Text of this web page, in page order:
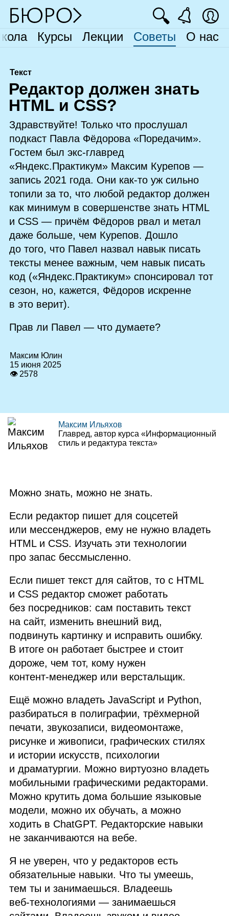
Курсы Лекции Советы О нас
🔍
Текст
Редактор должен знать
HTML и CSS?
Здравствуйте! Только что прослушал
подкаст Павла Фёдорова «Поредачим».
Гостем был экс‑главред
«Яндекс.Практикум» Максим Курепов —
запись 2021 года. Они как‑то уж сильно
топили за то, что любой редактор должен
как минимум в совершенстве знать HTML
и CSS — причём Фёдоров рвал и метал
даже больше, чем Курепов. Дошло
до того, что Павел назвал навык писать
тексты менее важным, чем навык писать
код («Яндекс.Практикум» спонсировал тот
сезон, но, кажется, Фёдоров искренне
в это верит).
Прав ли Павел — что думаете?
Максим Юлин
15 июня 2025
👁 2578
Максим Ильяхов
Главред, автор курса «Информационный
стиль и редактура текста»
Можно знать, можно не знать.
Если редактор пишет для соцсетей
или мессенджеров, ему не нужно владеть
HTML и CSS. Изучать эти технологии
про запас бессмысленно.
Если пишет текст для сайтов, то с HTML
и CSS редактор сможет работать
без посредников: сам поставить текст
на сайт, изменить внешний вид,
подвинуть картинку и исправить ошибку.
В итоге он работает быстрее и стоит
дороже, чем тот, кому нужен
контент‑менеджер или верстальщик.
Ещё можно владеть JavaScript и Python,
разбираться в полиграфии, трёхмерной
печати, звукозаписи, видеомонтаже,
рисунке и живописи, графических стилях
и истории искусств, психологии
и драматургии. Можно виртуозно владеть
мобильными графическими редакторами.
Можно крутить дома большие языковые
модели, можно их обучать, а можно
ходить в ChatGPT. Редакторские навыки
не заканчиваются на вебе.
Я не уверен, что у редакторов есть
обязательные навыки. Что ты умеешь,
тем ты и занимаешься. Владеешь
веб‑технологиями — занимаешься